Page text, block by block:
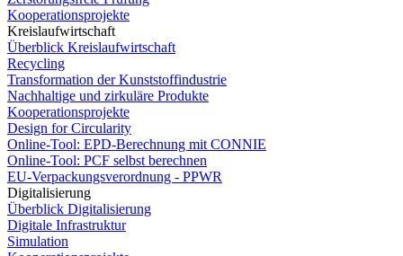
Kooperationsprojekte
Kreislaufwirtschaft
Überblick Kreislaufwirtschaft
Recycling
Transformation der Kunststoffindustrie
Nachhaltige und zirkuläre Produkte
Kooperationsprojekte
Design for Circularity
Online-Tool: EPD-Berechnung mit CONNIE
Online-Tool: PCF selbst berechnen
EU-Verpackungsverordnung - PPWR
Digitalisierung
Überblick Digitalisierung
Digitale Infrastruktur
Simulation